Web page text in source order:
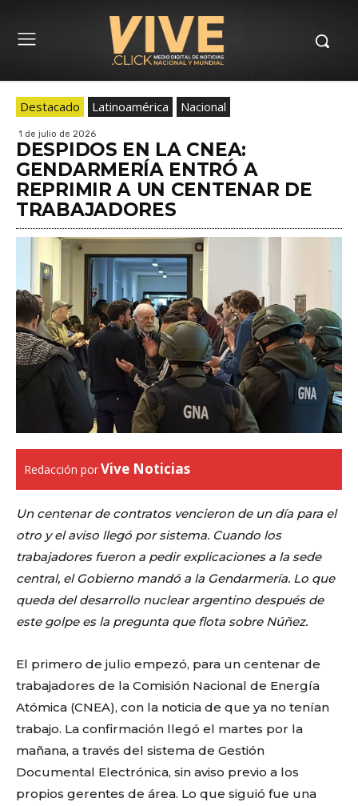
Destacado Latinoamérica Nacional
1 de julio de 2026
DESPIDOS EN LA CNEA:
GENDARMERÍA ENTRÓ A
REPRIMIR A UN CENTENAR DE
TRABAJADORES
Redacción porVive Noticias
Un centenar de contratos vencieron de un día para el
otro y el aviso llegó por sistema. Cuando los
trabajadores fueron a pedir explicaciones a la sede
central, el Gobierno mandó a la Gendarmería. Lo que
queda del desarrollo nuclear argentino después de
este golpe es la pregunta que flota sobre Núñez.
El primero de julio empezó, para un centenar de
trabajadores de la Comisión Nacional de Energía
Atómica (CNEA), con la noticia de que ya no tenían
trabajo. La confirmación llegó el martes por la
mañana, a través del sistema de Gestión
Documental Electrónica, sin aviso previo a los
propios gerentes de área. Lo que siguió fue una